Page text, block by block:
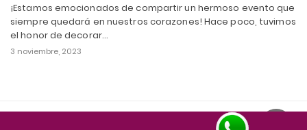
¡Estamos emocionados de compartir un hermoso evento que
siempre quedará en nuestros corazones! Hace poco, tuvimos
el honor de decorar…
3 noviembre, 2023